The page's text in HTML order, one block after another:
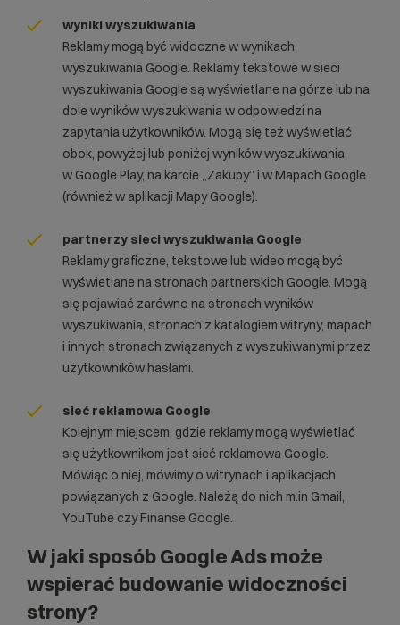
wyniki wyszukiwania
Reklamy mogą być widoczne w wynikach
wyszukiwania Google. Reklamy tekstowe w sieci
wyszukiwania Google są wyświetlane na górze lub na
dole wyników wyszukiwania w odpowiedzi na
zapytania użytkowników. Mogą się też wyświetlać
obok, powyżej lub poniżej wyników wyszukiwania
w Google Play, na karcie „Zakupy” i w Mapach Google
(również w aplikacji Mapy Google).
partnerzy sieci wyszukiwania Google
Reklamy graficzne, tekstowe lub wideo mogą być
wyświetlane na stronach partnerskich Google. Mogą
się pojawiać zarówno na stronach wyników
wyszukiwania, stronach z katalogiem witryny, mapach
i innych stronach związanych z wyszukiwanymi przez
użytkowników hasłami.
sieć reklamowa Google
Kolejnym miejscem, gdzie reklamy mogą wyświetlać
się użytkownikom jest sieć reklamowa Google.
Mówiąc o niej, mówimy o witrynach i aplikacjach
powiązanych z Google. Należą do nich m.in Gmail,
YouTube czy Finanse Google.
W jaki sposób Google Ads może
wspierać budowanie widoczności
strony?